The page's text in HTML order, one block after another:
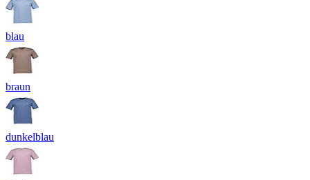
blau
braun
dunkelblau